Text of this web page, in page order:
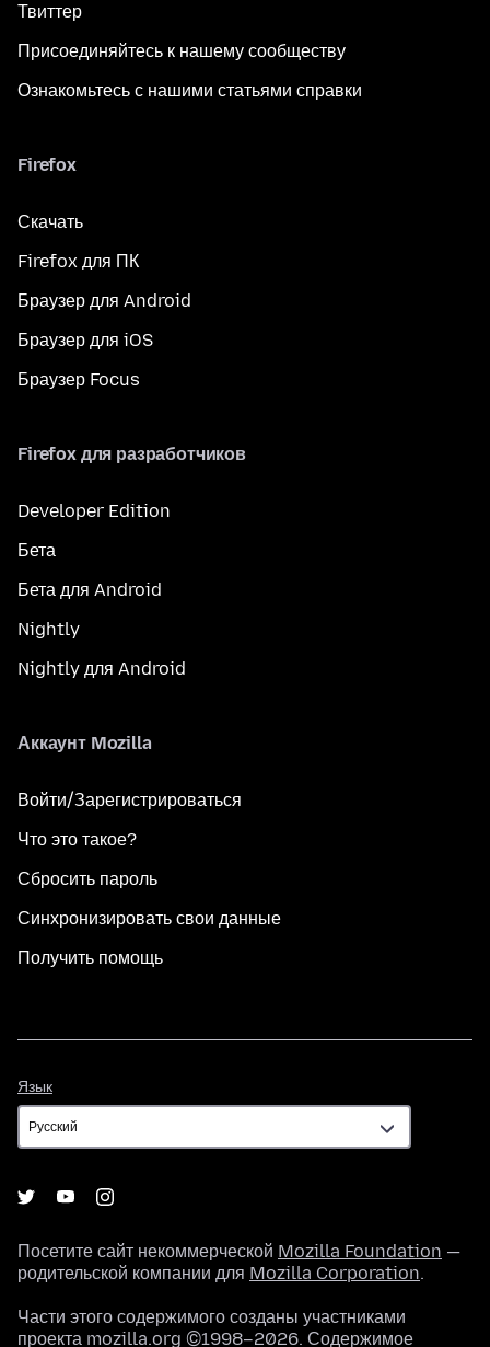
Твиттер
Присоединяйтесь к нашему сообществу
Ознакомьтесь с нашими статьями справки
Firefox
Скачать
Firefox для ПК
Браузер для Android
Браузер для iOS
Браузер Focus
Firefox для разработчиков
Developer Edition
Бета
Бета для Android
Nightly
Nightly для Android
Аккаунт Mozilla
Войти/Зарегистрироваться
Что это такое?
Сбросить пароль
Синхронизировать свои данные
Получить помощь
Язык
Посетите сайт некоммерческой Mozilla Foundation —
родительской компании для Mozilla Corporation.
Части этого содержимого созданы участниками
проекта mozilla.org ©1998–2026. Содержимое